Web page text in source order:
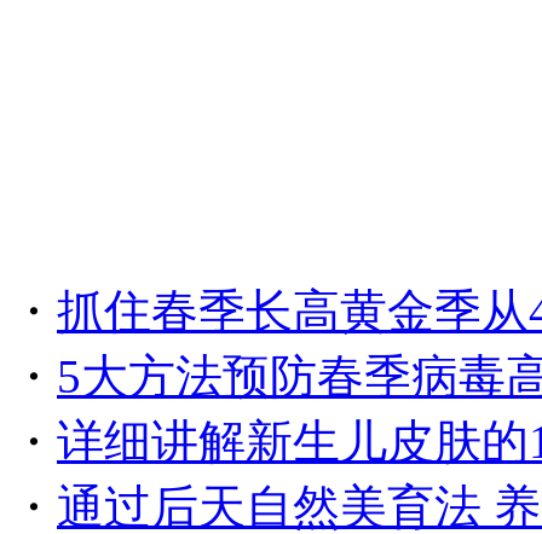
・ 抓住春季长高黄金季从
・ 5大方法预防春季病毒
・ 详细讲解新生儿皮肤的
・ 通过后天自然美育法